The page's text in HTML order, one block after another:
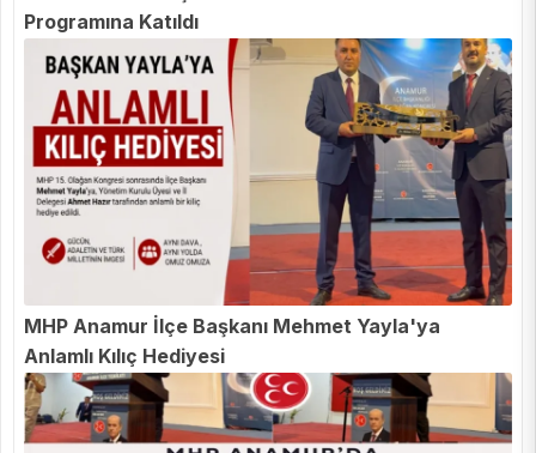
Programına Katıldı
MHP Anamur İlçe Başkanı Mehmet Yayla'ya
Anlamlı Kılıç Hediyesi